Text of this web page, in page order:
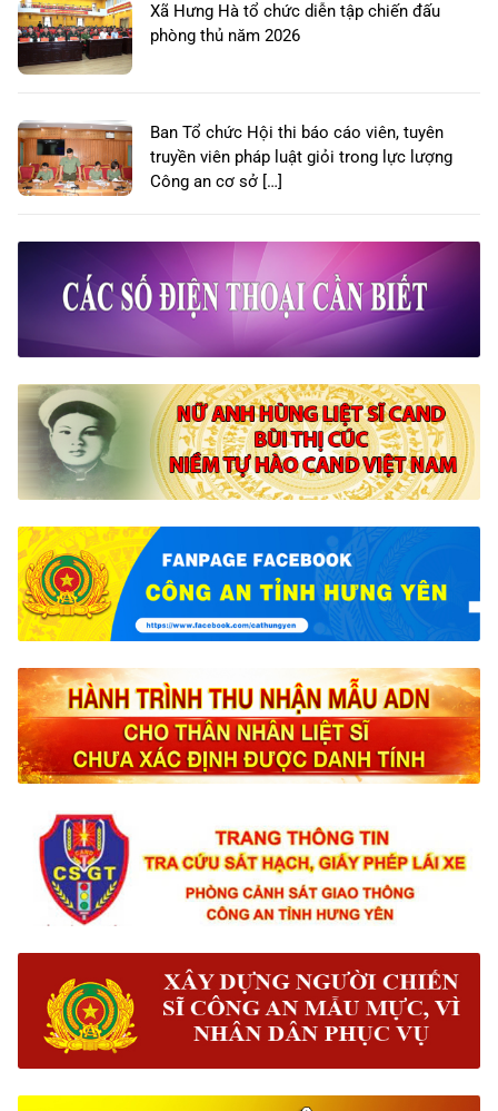
Xã Hưng Hà tổ chức diễn tập chiến đấu
phòng thủ năm 2026
Ban Tổ chức Hội thi báo cáo viên, tuyên
truyền viên pháp luật giỏi trong lực lượng
Công an cơ sở […]